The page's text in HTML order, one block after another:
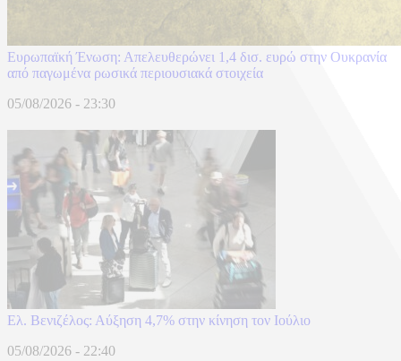
Ευρωπαϊκή Ένωση: Απελευθερώνει 1,4 δισ. ευρώ στην Ουκρανία
από παγωμένα ρωσικά περιουσιακά στοιχεία
05/08/2026 - 23:30
Ελ. Βενιζέλος: Αύξηση 4,7% στην κίνηση τον Ιούλιο
05/08/2026 - 22:40